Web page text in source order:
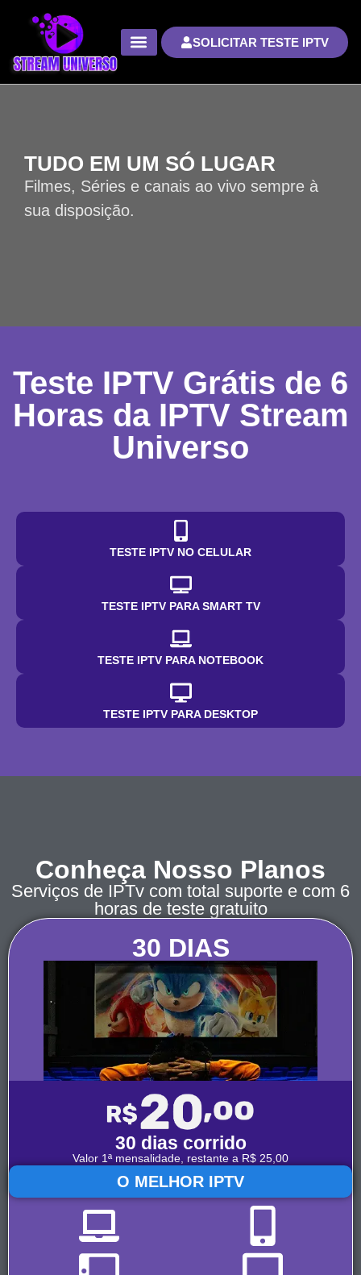
SOLICITAR TESTE IPTV
TUDO EM UM SÓ LUGAR
Filmes, Séries e canais ao vivo sempre à
sua disposição.
Teste IPTV Grátis de 6
Horas da IPTV Stream
Universo
TESTE IPTV NO CELULAR
TESTE IPTV PARA SMART TV
TESTE IPTV PARA NOTEBOOK
TESTE IPTV PARA DESKTOP
Conheça Nosso Planos
Serviços de IPTv com total suporte e com 6
horas de teste gratuito
30 DIAS
30 dias corrido
Valor 1ª mensalidade, restante a R$ 25,00
O MELHOR IPTV